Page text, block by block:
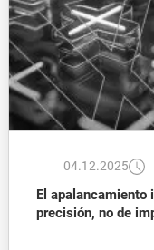
04.12.2025
El apalancamiento
precisión, no de